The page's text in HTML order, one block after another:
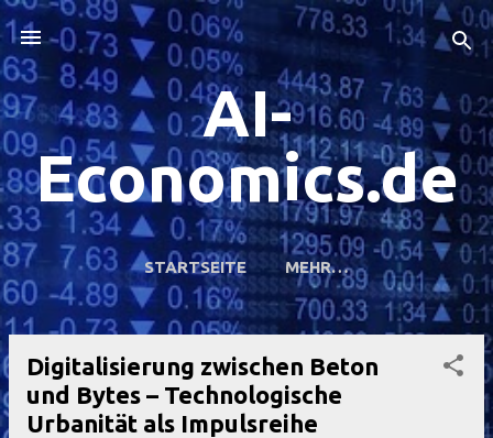
Direkt zum Hauptbereich
AI-
Economics.de
STARTSEITE MEHR…
Digitalisierung zwischen Beton
und Bytes – Technologische
Urbanität als Impulsreihe